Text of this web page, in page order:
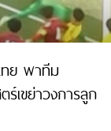
ทย พาทีม
ร์เขย่าวงการลูก